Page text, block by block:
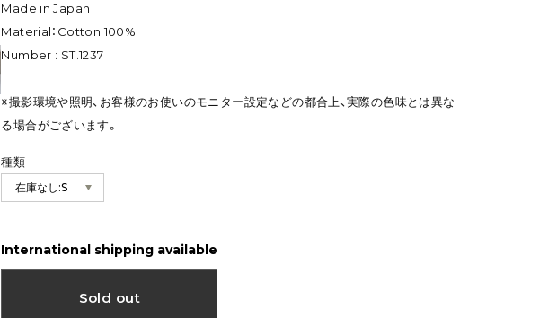
Made in Japan
Material：Cotton 100%
Number : ST.1237
※撮影環境や照明、お客様のお使いのモニター設定などの都合上、実際の色味とは異な
る場合がございます。
種類
International shipping available
Sold out